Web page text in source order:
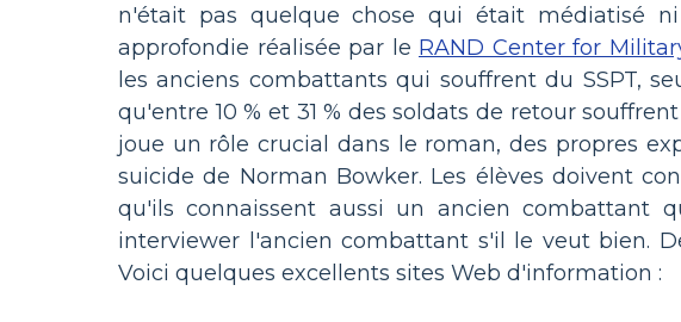
n'était pas quelque chose qui était médiatisé
approfondie réalisée par le RAND Center for
les anciens combattants qui souffrent du SSPT,
qu'entre 10 % et 31 % des soldats de retour
joue un rôle crucial dans le roman, des propres
suicide de Norman Bowker. Les élèves doivent
qu'ils connaissent aussi un ancien combattant
interviewer l'ancien combattant s'il le veut bien.
Voici quelques excellents sites Web d'information :